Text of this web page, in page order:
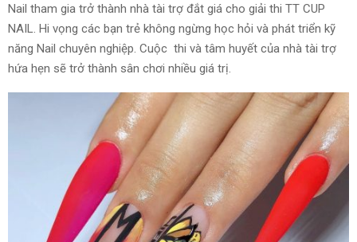
Nail tham gia trở thành nhà tài trợ đắt giá cho giải thi TT CUP
NAIL. Hi vọng các bạn trẻ không ngừng học hỏi và phát triển kỹ
năng Nail chuyên nghiệp. Cuộc thi và tâm huyết của nhà tài trợ
hứa hẹn sẽ trở thành sân chơi nhiều giá trị.